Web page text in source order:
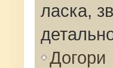
ласка,
Догори